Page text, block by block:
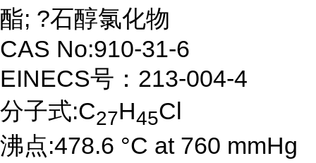
酯; ?石醇氯化物
CAS No:910-31-6
EINECS号：213-004-4
分子式:C27H45Cl
沸点:478.6 °C at 760 mmHg